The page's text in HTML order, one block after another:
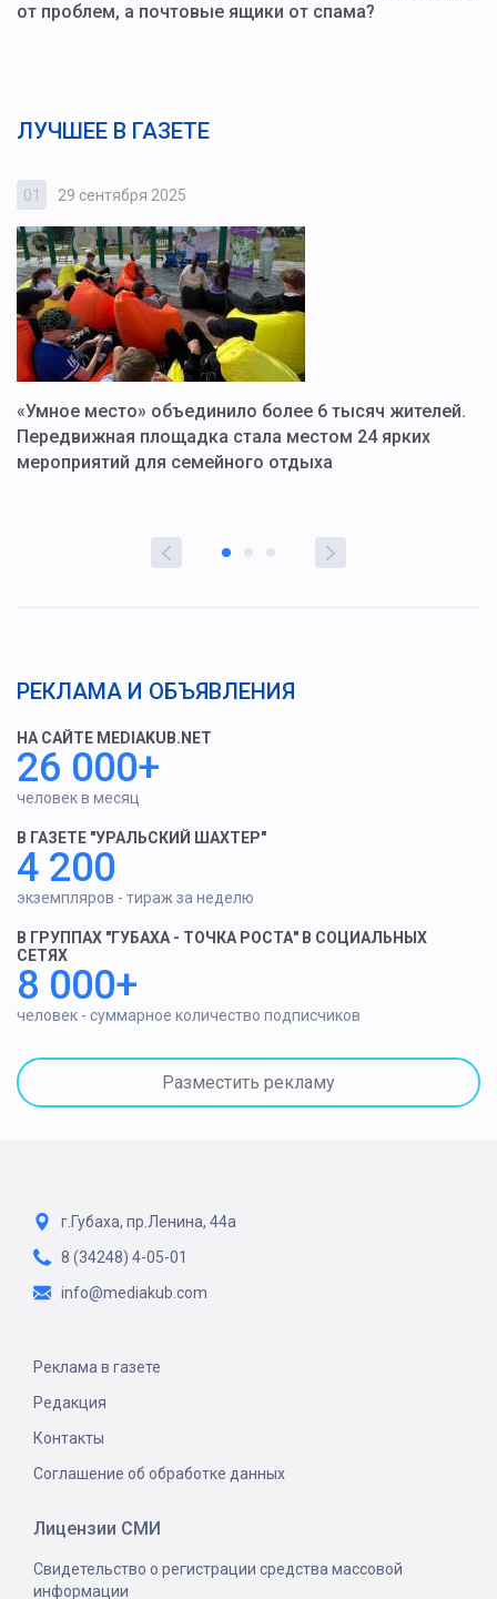
от проблем, а почтовые ящики от спама?
ЛУЧШЕЕ В ГАЗЕТЕ
01 29 сентября 2025
«Умное место» объединило более 6 тысяч жителей.
Передвижная площадка стала местом 24 ярких
мероприятий для семейного отдыха
РЕКЛАМА И ОБЪЯВЛЕНИЯ
НА САЙТЕ MEDIAKUB.NET
26 000+
человек в месяц
В ГАЗЕТЕ "УРАЛЬСКИЙ ШАХТЕР"
4 200
экземпляров - тираж за неделю
В ГРУППАХ "ГУБАХА - ТОЧКА РОСТА" В СОЦИАЛЬНЫХ
СЕТЯХ
8 000+
человек - суммарное количество подписчиков
Разместить рекламу
г.Губаха, пр.Ленина, 44а
8 (34248) 4-05-01
info@mediakub.com
Реклама в газете
Редакция
Контакты
Соглашение об обработке данных
Лицензии СМИ
Свидетельство о регистрации средства массовой
информации